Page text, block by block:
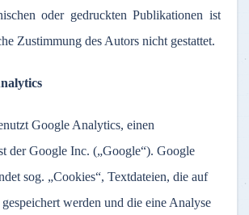
oder gedruckten Publikationen ist
Zustimmung des Autors nicht gestattet.
Google Analytics, einen
der Google Inc. („Google“). Google
sog. „Cookies“, Textdateien, die auf
werden und die eine Analyse